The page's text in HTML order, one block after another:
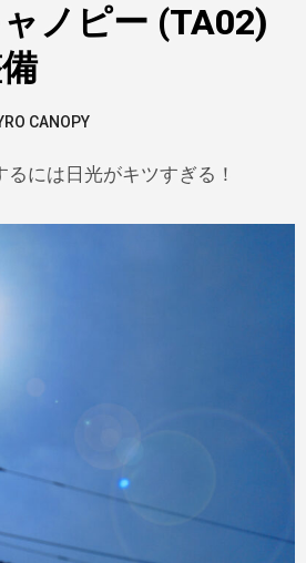
ノピー (TA02)
CANOPY
るには日光がキツすぎる！